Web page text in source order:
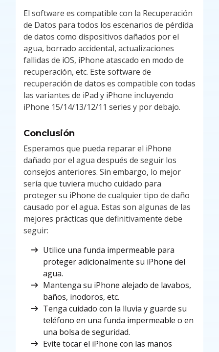
El software es compatible con la Recuperación
de Datos para todos los escenarios de pérdida
de datos como dispositivos dañados por el
agua, borrado accidental, actualizaciones
fallidas de iOS, iPhone atascado en modo de
recuperación, etc. Este software de
recuperación de datos es compatible con todas
las variantes de iPad y iPhone incluyendo
iPhone 15/14/13/12/11 series y por debajo.
Conclusión
Esperamos que pueda reparar el iPhone
dañado por el agua después de seguir los
consejos anteriores. Sin embargo, lo mejor
sería que tuviera mucho cuidado para
proteger su iPhone de cualquier tipo de daño
causado por el agua. Estas son algunas de las
mejores prácticas que definitivamente debe
seguir:
Utilice una funda impermeable para
proteger adicionalmente su iPhone del
agua.
Mantenga su iPhone alejado de lavabos,
baños, inodoros, etc.
Tenga cuidado con la lluvia y guarde su
teléfono en una funda impermeable o en
una bolsa de seguridad.
Evite tocar el iPhone con las manos